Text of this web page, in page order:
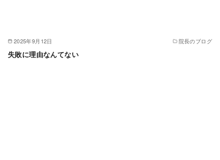
2025年9月12日 院長のブログ
失敗に理由なんてない